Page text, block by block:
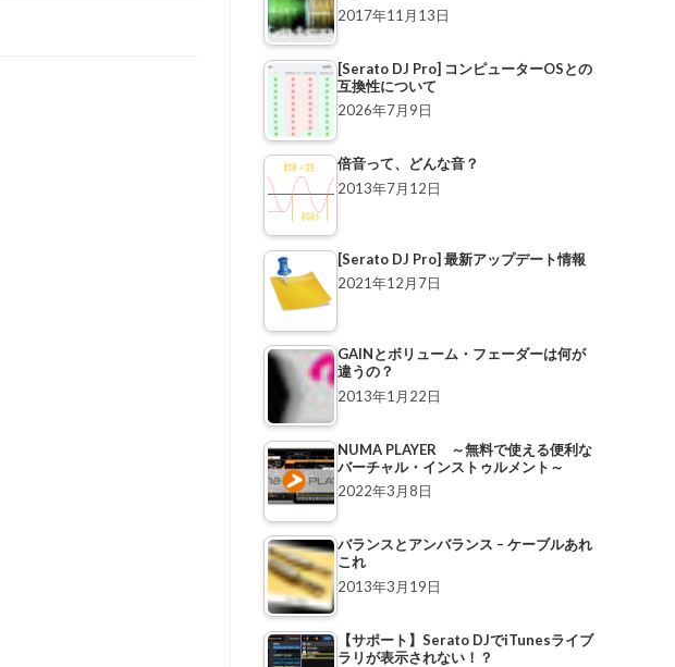
2017年11月13日
[Serato DJ Pro] コンピューターOSとの
互換性について
2026年7月9日
倍音って、どんな音？
2013年7月12日
[Serato DJ Pro] 最新アップデート情報
2021年12月7日
GAINとボリューム・フェーダーは何が
違うの？
2013年1月22日
NUMA PLAYER ～無料で使える便利な
バーチャル・インストゥルメント～
2022年3月8日
バランスとアンバランス – ケーブルあれ
これ
2013年3月19日
【サポート】Serato DJでiTunesライブ
ラリが表示されない！？